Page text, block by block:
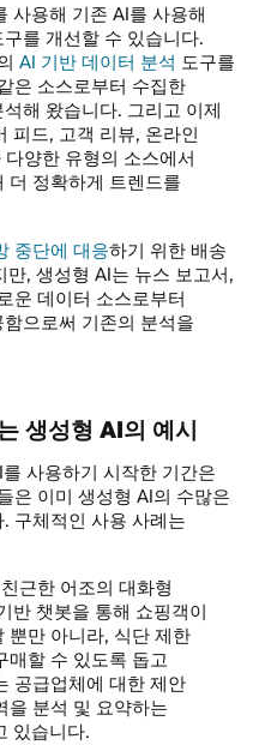
사용해 기존 AI를 사용해
를 개선할 수 있습니다.
AI 기반 데이터 분석 도구를
은 소스로부터 수집한
해 왔습니다. 그리고 이제
피드, 고객 리뷰, 온라인
양한 유형의 소스에서
더 정확하게 트렌드를
중단에 대응하기 위한 배송
, 생성형 AI는 뉴스 보고서,
운 데이터 소스로부터
으로써 기존의 분석을
생성형 AI의 예시
사용하기 시작한 기간은
은 이미 생성형 AI의 수많은
구체적인 사용 사례는
근한 어조의 대화형
반 챗봇을 통해 쇼핑객이
뿐만 아니라, 식단 제한
매할 수 있도록 돕고
공급업체에 대한 제안
을 분석 및 요약하는
있습니다.